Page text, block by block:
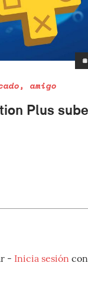
amigo
Plus
- Inicia sesión